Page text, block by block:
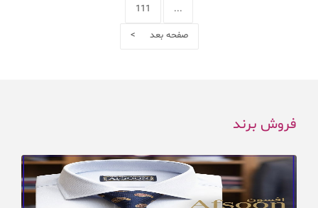
...
111
صفحه بعد >
فروش برند